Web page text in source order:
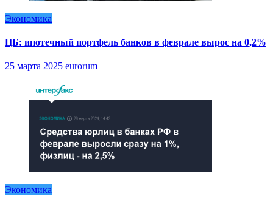
Экономика
ЦБ: ипотечный портфель банков в феврале вырос на 0,2%
25 марта 2025 eurorum
Экономика